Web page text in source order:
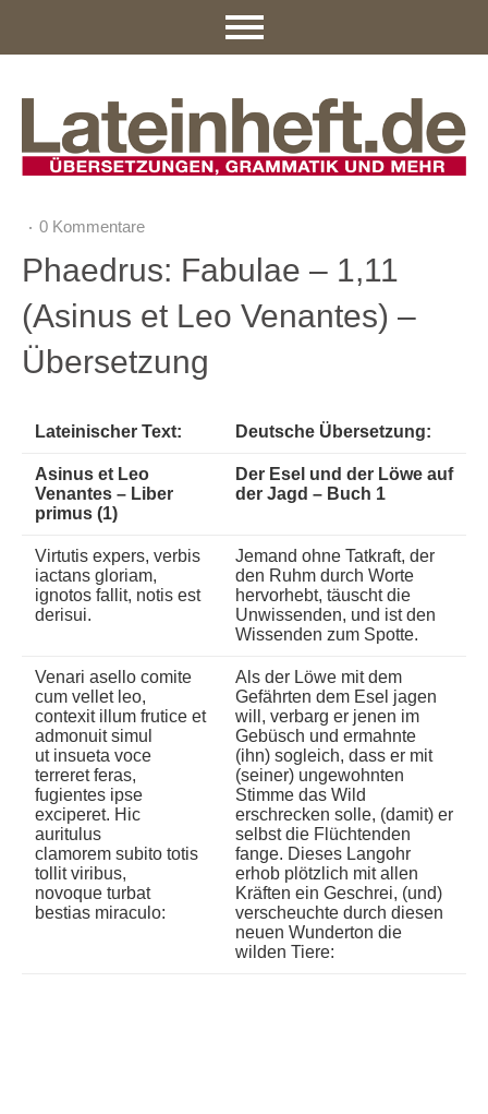
0 Kommentare
Phaedrus: Fabulae – 1,11
(Asinus et Leo Venantes) –
Übersetzung
Lateinischer Text: Deutsche Übersetzung:
Asinus et Leo
Venantes – Liber
primus (1)
Der Esel und der Löwe auf
der Jagd – Buch 1
Virtutis expers, verbis
iactans gloriam,
ignotos fallit, notis est
derisui.
Jemand ohne Tatkraft, der
den Ruhm durch Worte
hervorhebt, täuscht die
Unwissenden, und ist den
Wissenden zum Spotte.
Venari asello comite
cum vellet leo,
contexit illum frutice et
admonuit simul
ut insueta voce
terreret feras,
fugientes ipse
exciperet. Hic
auritulus
clamorem subito totis
tollit viribus,
novoque turbat
bestias miraculo:
Als der Löwe mit dem
Gefährten dem Esel jagen
will, verbarg er jenen im
Gebüsch und ermahnte
(ihn) sogleich, dass er mit
(seiner) ungewohnten
Stimme das Wild
erschrecken solle, (damit) er
selbst die Flüchtenden
fange. Dieses Langohr
erhob plötzlich mit allen
Kräften ein Geschrei, (und)
verscheuchte durch diesen
neuen Wunderton die
wilden Tiere: